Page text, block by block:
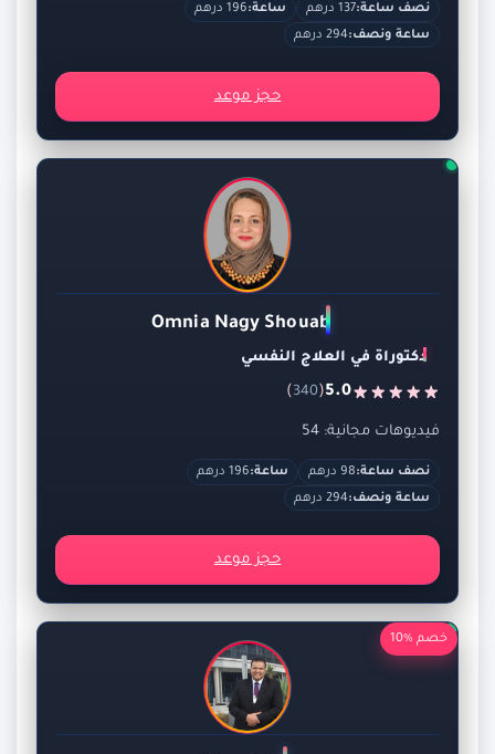
نصف ساعة:137 درهم ساعة:196 درهم
ساعة ونصف:294 درهم
حجز موعد
Omnia Nagy Shouab
دكتوراة في العلاج النفسي
5.0
(
340
)
فيديوهات مجانية: 54
نصف ساعة:98 درهم ساعة:196 درهم
ساعة ونصف:294 درهم
حجز موعد
خصم %10